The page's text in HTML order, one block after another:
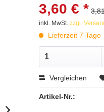
3,60 € *
inkl. MwSt.zzgl.
Lieferzeit 7 Tage
Vergleichen
Artikel-Nr.: